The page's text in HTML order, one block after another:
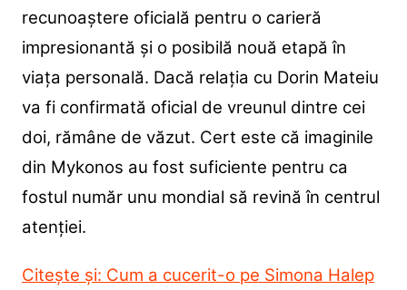
recunoaștere oficială pentru o carieră
impresionantă și o posibilă nouă etapă în
viața personală. Dacă relația cu Dorin Mateiu
va fi confirmată oficial de vreunul dintre cei
doi, rămâne de văzut. Cert este că imaginile
din Mykonos au fost suficiente pentru ca
fostul număr unu mondial să revină în centrul
atenției.
Citește și: Cum a cucerit-o pe Simona Halep